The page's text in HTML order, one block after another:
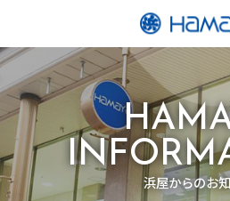
浜屋からのお